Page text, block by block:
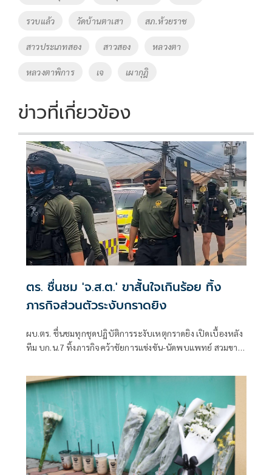
รวบแล้ว วัดบ้านตาเสา สภ.ห้วยราช
สาวประเภทสอง สาวสอง หลวงตา
หลวงตาพิการ เจ เผากุฎิ
ข่าวที่เกี่ยวข้อง
ตร. ชื่นชม 'จ.ส.ต.' ขาสั้นใจเกินร้อย ทิ้ง
ภารกิจส่วนตัวระงับกราดยิง
ผบ.ตร. ชื่นชมทุกชุดปฏิบัติการระงับเหตุกราดยิง เปิดเบื้องหลัง
ทีม บก.น.7 ทิ้งภารกิจคว้าชัยการแข่งขัน-นัดพบแพทย์ สวมขา